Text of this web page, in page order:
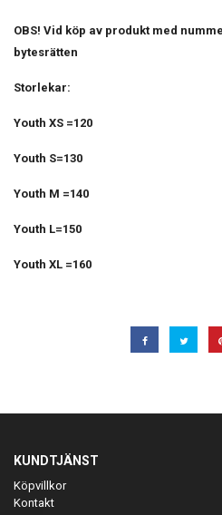
OBS! Vid köp av produkt med
bytesrätten
Storlekar:
Youth XS =120
Youth S=130
Youth M =140
Youth L=150
Youth XL =160
KUNDTJÄNST
Köpvillkor
Kontakt